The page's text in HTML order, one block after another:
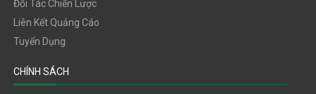
Đối Tác Chiến Lược
Liên Kết Quảng Cáo
Tuyển Dụng
CHÍNH SÁCH